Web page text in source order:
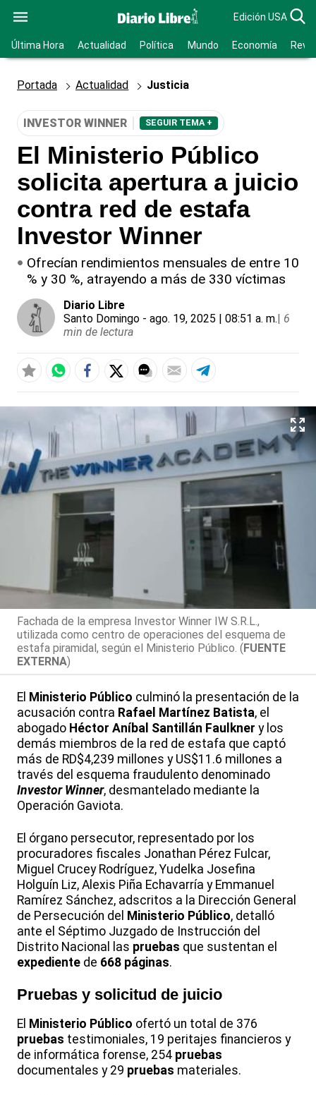
Edición USA
Última Hora Actualidad Política Mundo Economía
Portada Actualidad Justicia
INVESTOR WINNER SEGUIR TEMA +
El Ministerio Público
solicita apertura a juicio
contra red de estafa
Investor Winner
Ofrecían rendimientos mensuales de entre 10
% y 30 %, atrayendo a más de 330 víctimas
Diario Libre
Santo Domingo - ago. 19, 2025 | 08:51 a. m.| 6
min de lectura
Fachada de la empresa Investor Winner IW S.R.L.,
utilizada como centro de operaciones del esquema de
estafa piramidal, según el Ministerio Público. (FUENTE
EXTERNA)
El Ministerio Público culminó la presentación de la
acusación contra Rafael Martínez Batista, el
abogado Héctor Aníbal Santillán Faulkner y los
demás miembros de la red de estafa que captó
más de RD$4,239 millones y US$11.6 millones a
través del esquema fraudulento denominado
Investor Winner, desmantelado mediante la
Operación Gaviota.
El órgano persecutor, representado por los
procuradores fiscales Jonathan Pérez Fulcar,
Miguel Crucey Rodríguez, Yudelka Josefina
Holguín Liz, Alexis Piña Echavarría y Emmanuel
Ramírez Sánchez, adscritos a la Dirección General
de Persecución del Ministerio Público, detalló
ante el Séptimo Juzgado de Instrucción del
Distrito Nacional las pruebas que sustentan el
expediente de 668 páginas.
Pruebas y solicitud de juicio
El Ministerio Público ofertó un total de 376
pruebas testimoniales, 19 peritajes financieros y
de informática forense, 254 pruebas
documentales y 29 pruebas materiales.